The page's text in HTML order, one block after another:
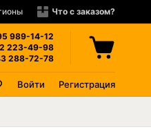
Что с заказом?
989-14-12
223-49-98
288-72-78
Войти Регистрация